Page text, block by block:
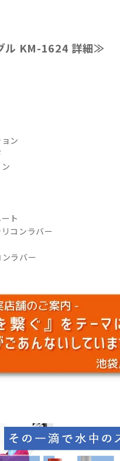
ル KM-1624 詳細≫
ン
ト
コンラバー
ラバー